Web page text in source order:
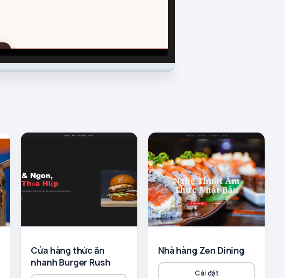
Cửa hàng thức ăn
nhanh Burger Rush
Nhà hàng Zen Dining
Cài đặt